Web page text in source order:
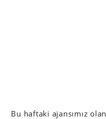
Bu haftaki ajansımız olan